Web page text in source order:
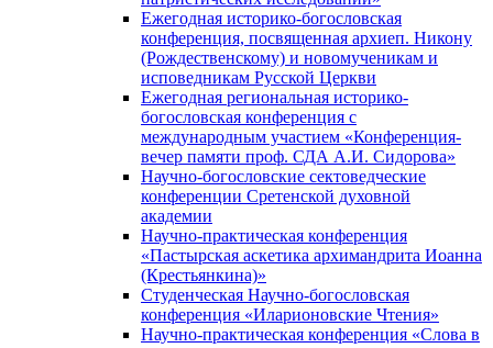
Ежегодная историко-богословская
конференция, посвященная архиеп. Никону
(Рождественскому) и новомученикам и
исповедникам Русской Церкви
Ежегодная региональная историко-
богословская конференция с
международным участием «Конференция-
вечер памяти проф. СДА А.И. Сидорова»
Научно-богословские сектоведческие
конференции Сретенской духовной
академии
Научно-практическая конференция
«Пастырская аскетика архимандрита Иоанна
(Крестьянкина)»
Студенческая Научно-богословская
конференция «Иларионовские Чтения»
Научно-практическая конференция «Cлова в